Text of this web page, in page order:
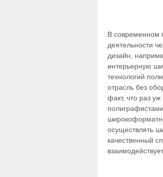
В современном
деятельности
дизайн,
интерьерную
технологий
отрасль без
факт, что раз
осуществлять
качественный